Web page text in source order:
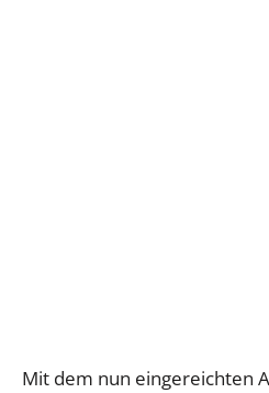
Mit dem nun eingereichten